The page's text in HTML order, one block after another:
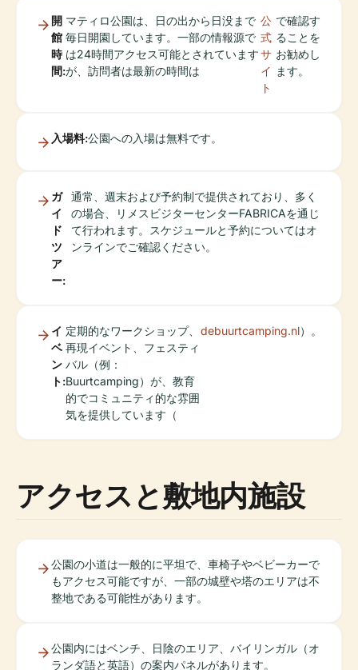
開
館
時
間:
マティロ公園は、日の出から日没まで
毎日開園しています。一部の情報源で
は24時間アクセス可能とされています
が、訪問者は最新の時間は
公
式
サ
イ
ト
で確認す
ることを
お勧めし
ます。
入場料:公園への入場は無料です。
ガ
イ
ド
ツ
ア
ー:
通常、週末および予約制で提供されており、多く
の場合、リメスビジターセンターFABRICAを通じ
て行われます。スケジュールと予約についてはオ
ンラインでご確認ください。
イ
ベ
ン
ト:
定期的なワークショップ、
再現イベント、フェスティ
バル（例：
Buurtcamping）が、教育
的でコミュニティ的な雰囲
気を提供しています（
debuurtcamping.nl）。
アクセスと敷地内施設
公園の小道は一般的に平坦で、車椅子やベビーカーで
もアクセス可能ですが、一部の城壁や塔のエリアは不
整地である可能性があります。
公園内にはベンチ、日陰のエリア、バイリンガル（オ
ランダ語と英語）の案内パネルがあります。